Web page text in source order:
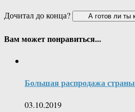
Дочитал до конца?
Вам может понравиться...
Большая распродажа страны
03.10.2019